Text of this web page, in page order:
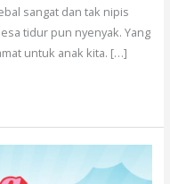
sangat dan tak nipis
tidur pun nyenyak. Yang
untuk anak kita. […]